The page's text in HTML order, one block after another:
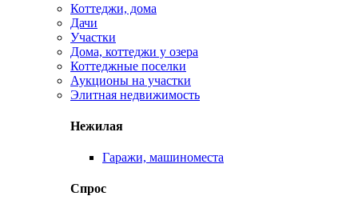
Коттеджи, дома
Дачи
Участки
Дома, коттеджи у озера
Коттеджные поселки
Аукционы на участки
Элитная недвижимость
Нежилая
Гаражи, машиноместа
Спрос